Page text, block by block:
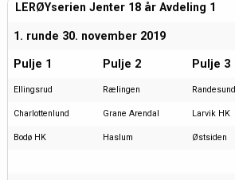
LERØYserien Jenter 18 år Avdeling 1
1. runde 30. november 2019
Pulje 1 Pulje 2 Pulje 3
Ellingsrud Rælingen Randesund
Charlottenlund Grane Arendal Larvik HK
Bodø HK Haslum Østsiden